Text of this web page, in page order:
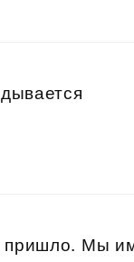
Мы